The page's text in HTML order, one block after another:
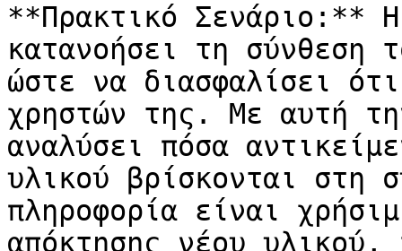
**Πρακτικό Σενάριο:**
κατανοήσει τη σύνθεση
ώστε να διασφαλίσει
χρηστών της. Με αυτή
αναλύσει πόσα
υλικού βρίσκονται στη
πληροφορία είναι
απόκτησης νέου υλικού,